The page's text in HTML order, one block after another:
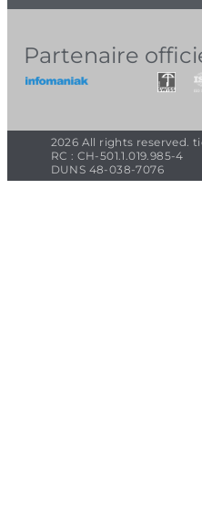
Partenaire
2026 All rights reserved.
RC : CH-501.1.019.985-4
DUNS 48-038-7076